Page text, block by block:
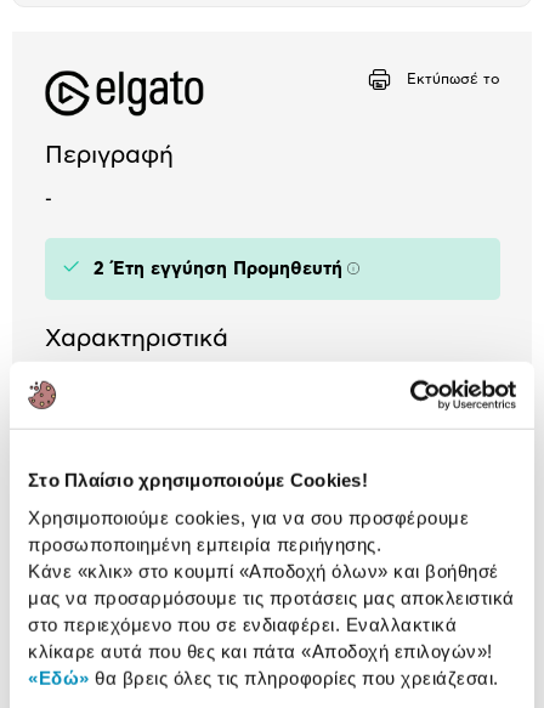
Στο Πλαίσιο χρησιμοποιούμε Cookies!
Χρησιμοποιούμε cookies, για να σου προσφέρουμε
προσωποποιημένη εμπειρία περιήγησης.
Κάνε «κλικ» στο κουμπί «Αποδοχή όλων» και βοήθησέ
μας να προσαρμόσουμε τις προτάσεις μας αποκλειστικά
στο περιεχόμενο που σε ενδιαφέρει. Εναλλακτικά
κλίκαρε αυτά που θες και πάτα «Αποδοχή επιλογών»!
«Εδώ» θα βρεις όλες τις πληροφορίες που χρειάζεσαι.
Αριθμός δόσεων
Εκτύπωσέ το
Περιγραφή
-
2 Έτη εγγύηση Προμηθευτή Πληροφορίες
Χαρακτηριστικά
50 Hz - 15 KHz
Αναλυτική
παρουσίαση
Αναλυτική παρουσίαση
Προδιαγραφές
προϊόντος
Χαρακτηριστικά